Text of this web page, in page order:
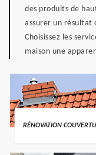
des produits de
assurer un résultat
Choisissez les
maison une
RÉNOVATION